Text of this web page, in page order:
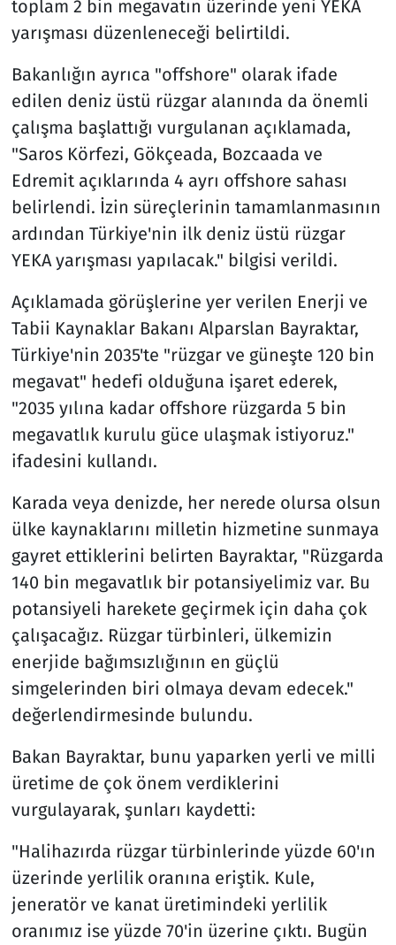
toplam 2 bin megavatın üzerinde yeni YEKA
yarışması düzenleneceği belirtildi.
Bakanlığın ayrıca "offshore" olarak ifade
edilen deniz üstü rüzgar alanında da önemli
çalışma başlattığı vurgulanan açıklamada,
"Saros Körfezi, Gökçeada, Bozcaada ve
Edremit açıklarında 4 ayrı offshore sahası
belirlendi. İzin süreçlerinin tamamlanmasının
ardından Türkiye'nin ilk deniz üstü rüzgar
YEKA yarışması yapılacak." bilgisi verildi.
Açıklamada görüşlerine yer verilen Enerji ve
Tabii Kaynaklar Bakanı Alparslan Bayraktar,
Türkiye'nin 2035'te "rüzgar ve güneşte 120 bin
megavat" hedefi olduğuna işaret ederek,
"2035 yılına kadar offshore rüzgarda 5 bin
megavatlık kurulu güce ulaşmak istiyoruz."
ifadesini kullandı.
Karada veya denizde, her nerede olursa olsun
ülke kaynaklarını milletin hizmetine sunmaya
gayret ettiklerini belirten Bayraktar, "Rüzgarda
140 bin megavatlık bir potansiyelimiz var. Bu
potansiyeli harekete geçirmek için daha çok
çalışacağız. Rüzgar türbinleri, ülkemizin
enerjide bağımsızlığının en güçlü
simgelerinden biri olmaya devam edecek."
değerlendirmesinde bulundu.
Bakan Bayraktar, bunu yaparken yerli ve milli
üretime de çok önem verdiklerini
vurgulayarak, şunları kaydetti:
"Halihazırda rüzgar türbinlerinde yüzde 60'ın
üzerinde yerlilik oranına eriştik. Kule,
jeneratör ve kanat üretimindeki yerlilik
oranımız ise yüzde 70'in üzerine çıktı. Bugün